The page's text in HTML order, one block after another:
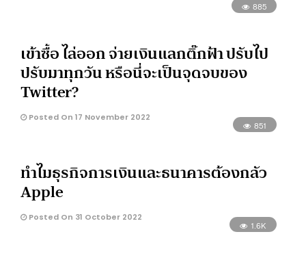
885
เข้าซื้อ ไล่ออก จ่ายเงินแลกติ๊กฟ้า ปรับไป
ปรับมาทุกวัน หรือนี่จะเป็นจุดจบของ
Twitter?
Posted On 17 November 2022
851
ทำไมธุรกิจการเงินและธนาคารต้องกลัว
Apple
Posted On 31 October 2022
1.6K